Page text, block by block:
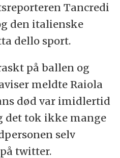
Tancredi
den italienske
dello sport.
på ballen og
meldte Raiola
død var imidlertid
det tok ikke mange
selv
twitter.